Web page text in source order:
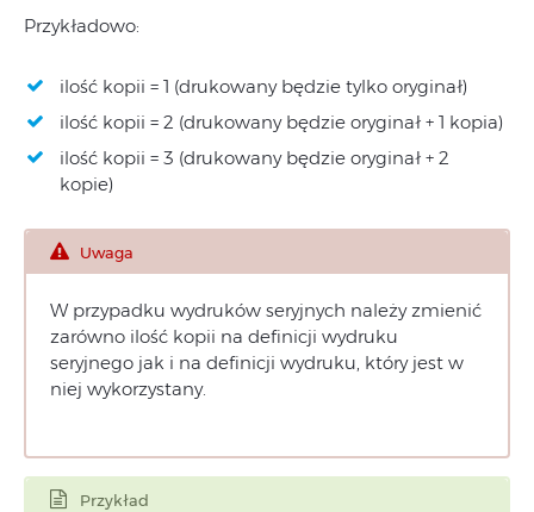
Przykładowo:
ilość kopii = 1 (drukowany będzie tylko oryginał)
ilość kopii = 2 (drukowany będzie oryginał + 1 kopia)
ilość kopii = 3 (drukowany będzie oryginał + 2
kopie)
Uwaga
W przypadku wydruków seryjnych należy zmienić
zarówno ilość kopii na definicji wydruku
seryjnego jak i na definicji wydruku, który jest w
niej wykorzystany.
Przykład